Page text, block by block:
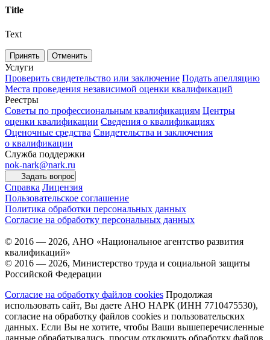
Title
Text
Принять Отменить
Услуги
Проверить свидетельство или заключение Подать апелляцию
Места проведения независимой оценки квалификаций
Реестры
Советы по профессиональным квалификациям Центры
оценки квалификации Сведения о квалификациях
Оценочные средства Свидетельства и заключения
о квалификации
Служба поддержки
nok-nark@nark.ru
Задать вопрос
Справка Лицензия
Пользовательское соглашение
Политика обработки персональных данных
Согласие на обработку персональных данных
© 2016 — 2026, АНО «Национальное агентство развития
квалификаций»
© 2016 — 2026, Министерство труда и социальной защиты
Российской Федерации
Согласие на обработку файлов cookies Продолжая
использовать сайт, Вы даете АНО НАРК (ИНН 7710475530),
согласие на обработку файлов cookies и пользовательских
данных. Если Вы не хотите, чтобы Ваши вышеперечисленные
данные обрабатывались, просим отключить обработку файлов